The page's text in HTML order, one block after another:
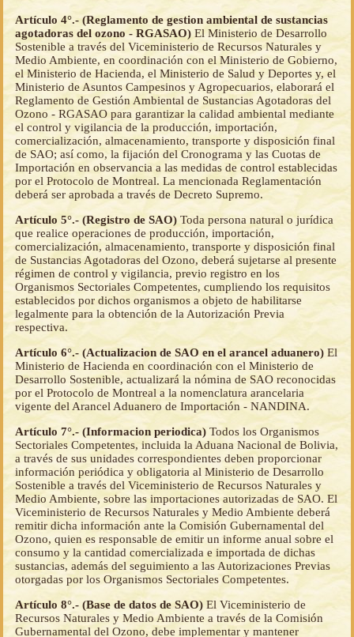
Artículo 4°.- (Reglamento de gestion ambiental de sustancias
agotadoras del ozono - RGASAO) El Ministerio de Desarrollo
Sostenible a través del Viceministerio de Recursos Naturales y
Medio Ambiente, en coordinación con el Ministerio de Gobierno,
el Ministerio de Hacienda, el Ministerio de Salud y Deportes y, el
Ministerio de Asuntos Campesinos y Agropecuarios, elaborará el
Reglamento de Gestión Ambiental de Sustancias Agotadoras del
Ozono - RGASAO para garantizar la calidad ambiental mediante
el control y vigilancia de la producción, importación,
comercialización, almacenamiento, transporte y disposición final
de SAO; así como, la fijación del Cronograma y las Cuotas de
Importación en observancia a las medidas de control establecidas
por el Protocolo de Montreal. La mencionada Reglamentación
deberá ser aprobada a través de Decreto Supremo.
Artículo 5°.- (Registro de SAO) Toda persona natural o jurídica
que realice operaciones de producción, importación,
comercialización, almacenamiento, transporte y disposición final
de Sustancias Agotadoras del Ozono, deberá sujetarse al presente
régimen de control y vigilancia, previo registro en los
Organismos Sectoriales Competentes, cumpliendo los requisitos
establecidos por dichos organismos a objeto de habilitarse
legalmente para la obtención de la Autorización Previa
respectiva.
Artículo 6°.- (Actualizacion de SAO en el arancel aduanero) El
Ministerio de Hacienda en coordinación con el Ministerio de
Desarrollo Sostenible, actualizará la nómina de SAO reconocidas
por el Protocolo de Montreal a la nomenclatura arancelaria
vigente del Arancel Aduanero de Importación - NANDINA.
Artículo 7°.- (Informacion periodica) Todos los Organismos
Sectoriales Competentes, incluida la Aduana Nacional de Bolivia,
a través de sus unidades correspondientes deben proporcionar
información periódica y obligatoria al Ministerio de Desarrollo
Sostenible a través del Viceministerio de Recursos Naturales y
Medio Ambiente, sobre las importaciones autorizadas de SAO. El
Viceministerio de Recursos Naturales y Medio Ambiente deberá
remitir dicha información ante la Comisión Gubernamental del
Ozono, quien es responsable de emitir un informe anual sobre el
consumo y la cantidad comercializada e importada de dichas
sustancias, además del seguimiento a las Autorizaciones Previas
otorgadas por los Organismos Sectoriales Competentes.
Artículo 8°.- (Base de datos de SAO) El Viceministerio de
Recursos Naturales y Medio Ambiente a través de la Comisión
Gubernamental del Ozono, debe implementar y mantener